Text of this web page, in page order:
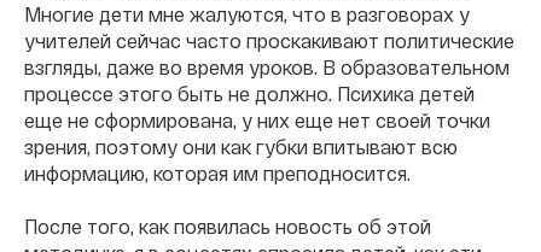
Многие дети мне жалуются, что в разговорах у
учителей сейчас часто проскакивают политические
взгляды, даже во время уроков. В образовательном
процессе этого быть не должно. Психика детей
еще не сформирована, у них еще нет своей точки
зрения, поэтому они как губки впитывают всю
информацию, которая им преподносится.
После того, как появилась новость об этой